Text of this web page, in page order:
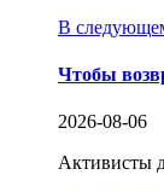
В
Чтобы
2026-08-06
Активисты